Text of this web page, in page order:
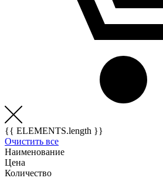
{{ ELEMENTS.length }}
Очистить все
Наименование
Цена
Количество